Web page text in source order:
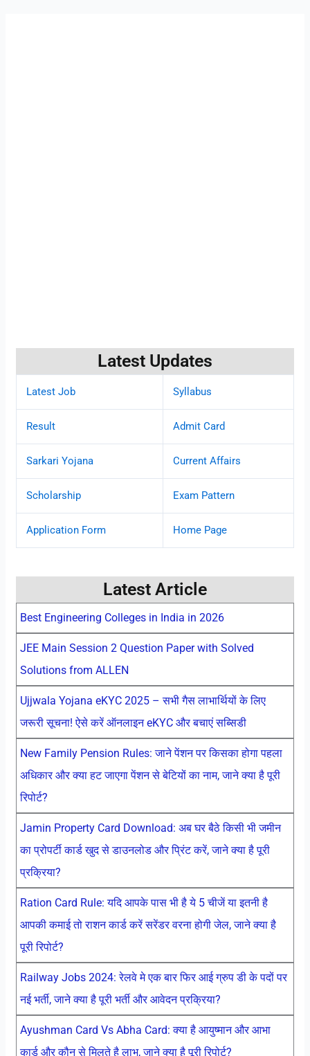
Latest Updates
Latest Job Syllabus
Result Admit Card
Sarkari Yojana Current Affairs
Scholarship Exam Pattern
Application Form Home Page
Latest Article
Best Engineering Colleges in India in 2026
JEE Main Session 2 Question Paper with Solved
Solutions from ALLEN
Ujjwala Yojana eKYC 2025 – सभी गैस लाभार्थियों के लिए
जरूरी सूचना! ऐसे करें ऑनलाइन eKYC और बचाएं सब्सिडी
New Family Pension Rules: जाने पेंशन पर किसका होगा पहला
अधिकार और क्या हट जाएगा पेंशन से बेटियों का नाम, जाने क्या है पूरी
रिपोर्ट?
Jamin Property Card Download: अब घर बैठे किसी भी जमीन
का प्रोपर्टी कार्ड खुद से डाउनलोड और प्रिंट करें, जाने क्या है पूरी
प्रक्रिया?
Ration Card Rule: यदि आपके पास भी है ये 5 चीजें या इतनी है
आपकी कमाई तो राशन कार्ड करें सरेंडर वरना होगी जेल, जाने क्या है
पूरी रिपोर्ट?
Railway Jobs 2024: रेलवे मे एक बार फिर आई ग्रुप डी के पदों पर
नई भर्ती, जाने क्या है पूरी भर्ती और आवेदन प्रक्रिया?
Ayushman Card Vs Abha Card: क्या है आयुष्मान और आभा
कार्ड और कौन से मिलते है लाभ, जाने क्या है पूरी रिपोर्ट?